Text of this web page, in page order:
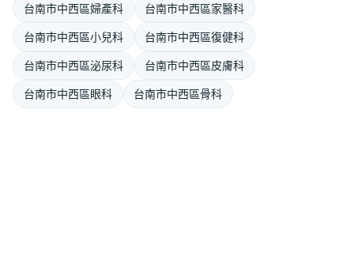
台南市中西區婦產科 台南市中西區家醫科
台南市中西區小兒科 台南市中西區復健科
台南市中西區泌尿科 台南市中西區皮膚科
台南市中西區眼科 台南市中西區骨科